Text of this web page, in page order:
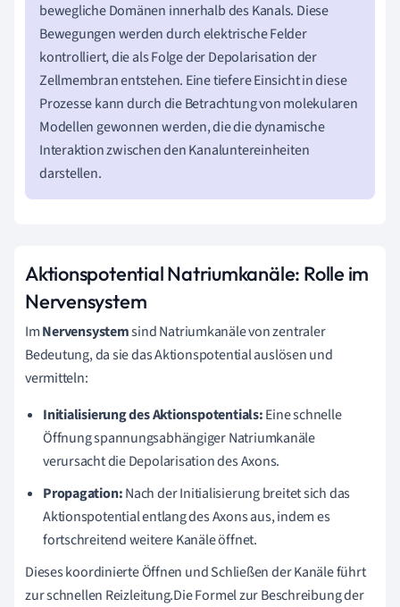
bewegliche Domänen innerhalb des Kanals. Diese
Bewegungen werden durch elektrische Felder
kontrolliert, die als Folge der Depolarisation der
Zellmembran entstehen. Eine tiefere Einsicht in diese
Prozesse kann durch die Betrachtung von molekularen
Modellen gewonnen werden, die die dynamische
Interaktion zwischen den Kanaluntereinheiten
darstellen.
Aktionspotential Natriumkanäle: Rolle im
Nervensystem
ImNervensystemsind Natriumkanäle von zentraler
Bedeutung, da sie das Aktionspotential auslösen und
vermitteln:
Initialisierung des Aktionspotentials:Eine schnelle
Öffnung spannungsabhängiger Natriumkanäle
verursacht die Depolarisation des Axons.
Propagation:Nach der Initialisierung breitet sich das
Aktionspotential entlang des Axons aus, indem es
fortschreitend weitere Kanäle öffnet.
Dieses koordinierte Öffnen und Schließen der Kanäle führt
zur schnellen Reizleitung.Die Formel zur Beschreibung der